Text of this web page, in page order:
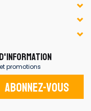
promotions
Abonnez-vous